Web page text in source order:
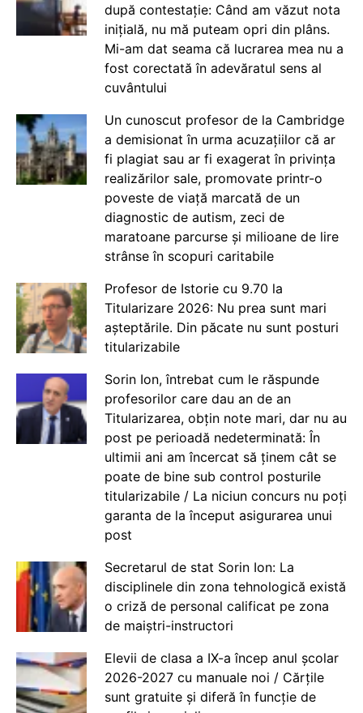
după contestație: Când am văzut nota
inițială, nu mă puteam opri din plâns.
Mi-am dat seama că lucrarea mea nu a
fost corectată în adevăratul sens al
cuvântului
Un cunoscut profesor de la Cambridge
a demisionat în urma acuzațiilor că ar
fi plagiat sau ar fi exagerat în privința
realizărilor sale, promovate printr-o
poveste de viață marcată de un
diagnostic de autism, zeci de
maratoane parcurse și milioane de lire
strânse în scopuri caritabile
Profesor de Istorie cu 9.70 la
Titularizare 2026: Nu prea sunt mari
așteptările. Din păcate nu sunt posturi
titularizabile
Sorin Ion, întrebat cum le răspunde
profesorilor care dau an de an
Titularizarea, obțin note mari, dar nu au
post pe perioadă nedeterminată: În
ultimii ani am încercat să ținem cât se
poate de bine sub control posturile
titularizabile / La niciun concurs nu poți
garanta de la început asigurarea unui
post
Secretarul de stat Sorin Ion: La
disciplinele din zona tehnologică există
o criză de personal calificat pe zona
de maiștri-instructori
Elevii de clasa a IX-a încep anul școlar
2026-2027 cu manuale noi / Cărțile
sunt gratuite și diferă în funcție de